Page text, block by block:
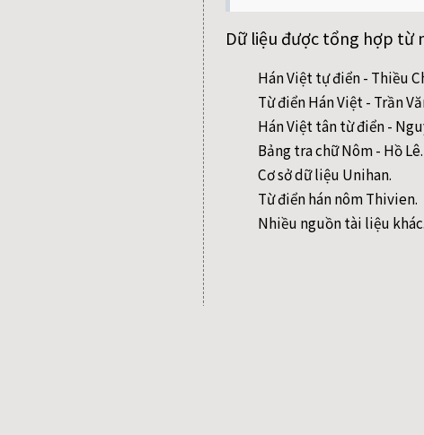
Dữ liệu được tổng hợp từ
Hán Việt tự điển - Thiều
Từ điển Hán Việt - Trần
Hán Việt tân từ điển -
Bảng tra chữ Nôm - Hồ Lê.
Cơ sở dữ liệu Unihan.
Từ điển hán nôm Thivien.
Nhiều nguồn tài liệu khác.